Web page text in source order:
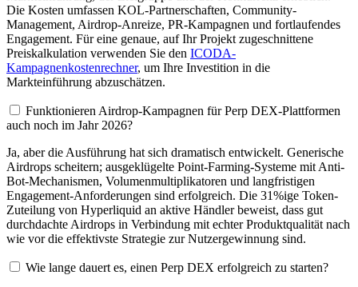
Die Kosten umfassen KOL-Partnerschaften, Community-
Management, Airdrop-Anreize, PR-Kampagnen und fortlaufendes
Engagement. Für eine genaue, auf Ihr Projekt zugeschnittene
Preiskalkulation verwenden Sie den ICODA-
Kampagnenkostenrechner, um Ihre Investition in die
Markteinführung abzuschätzen.
Funktionieren Airdrop-Kampagnen für Perp DEX-Plattformen
auch noch im Jahr 2026?
Ja, aber die Ausführung hat sich dramatisch entwickelt. Generische
Airdrops scheitern; ausgeklügelte Point-Farming-Systeme mit Anti-
Bot-Mechanismen, Volumenmultiplikatoren und langfristigen
Engagement-Anforderungen sind erfolgreich. Die 31%ige Token-
Zuteilung von Hyperliquid an aktive Händler beweist, dass gut
durchdachte Airdrops in Verbindung mit echter Produktqualität nach
wie vor die effektivste Strategie zur Nutzergewinnung sind.
Wie lange dauert es, einen Perp DEX erfolgreich zu starten?